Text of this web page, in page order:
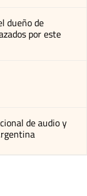
dueño de
por este
de audio y